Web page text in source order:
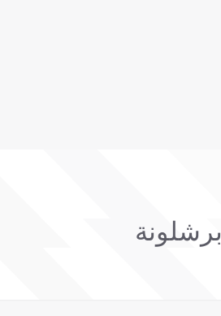
برشلونة